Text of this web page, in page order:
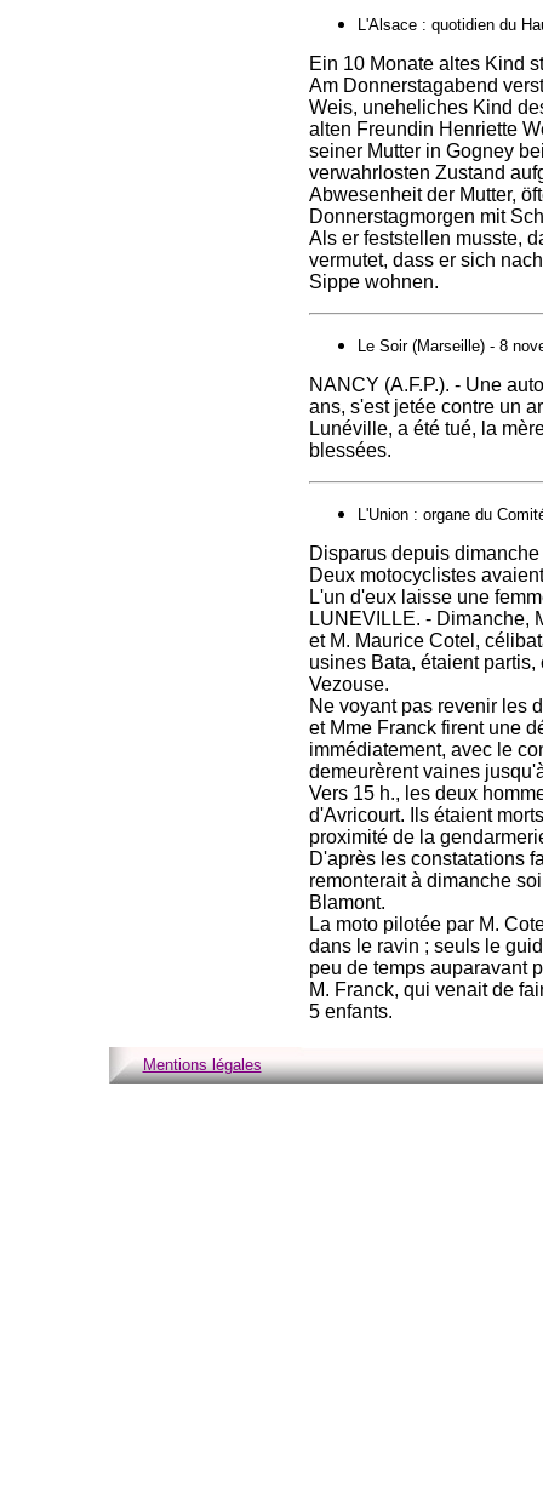
L'Alsace : quotidien du
Ein 10 Monate altes Kind
Am Donnerstagabend
Weis, uneheliches Kind
alten Freundin Henriette
seiner Mutter in Gogney
verwahrlosten Zustand
Abwesenheit der Mutter,
Donnerstagmorgen mit
Als er feststellen musste,
vermutet, dass er sich
Sippe wohnen.
Le Soir (Marseille) - 8
NANCY (A.F.P.). - Une
ans, s'est jetée contre un
Lunéville, a été tué, la
blessées.
L'Union : organe du
Disparus depuis dimanche
Deux motocyclistes
L'un d'eux laisse une
LUNEVILLE. - Dimanche,
et M. Maurice Cotel,
usines Bata, étaient
Vezouse.
Ne voyant pas revenir les
et Mme Franck firent une
immédiatement, avec le
demeurèrent vaines
Vers 15 h., les deux
d'Avricourt. Ils étaient
proximité de la
D'après les constatations
remonterait à dimanche
Blamont.
La moto pilotée par M.
dans le ravin ; seuls le
peu de temps auparavant
M. Franck, qui venait de
5 enfants.
Mentions légales